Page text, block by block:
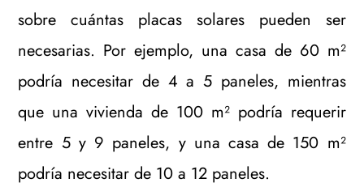
sobre cuántas placas solares pueden ser
necesarias. Por ejemplo, una casa de 60 m²
podría necesitar de 4 a 5 paneles, mientras
que una vivienda de 100 m² podría requerir
entre 5 y 9 paneles, y una casa de 150 m²
podría necesitar de 10 a 12 paneles.